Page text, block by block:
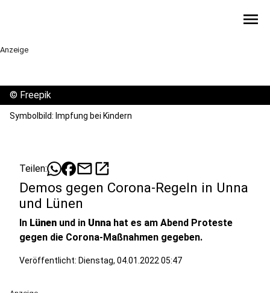
menu
Anzeige
© Freepik
Symbolbild: Impfung bei Kindern
Teilen: mailopen_in_new
Demos gegen Corona-Regeln in Unna
und Lünen
In Lünen und in Unna hat es am Abend Proteste
gegen die Corona-Maßnahmen gegeben.
Veröffentlicht: Dienstag, 04.01.2022 05:47